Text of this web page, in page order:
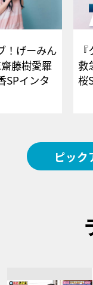
！げーみん
藤樹愛羅
SPインタ
救
桜
ピック